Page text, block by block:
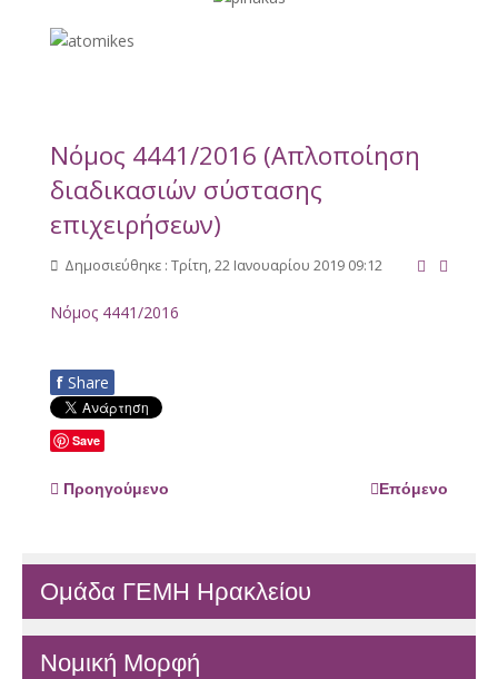
Νόμος 4441/2016 (Απλοποίηση
διαδικασιών σύστασης
επιχειρήσεων)
Δημοσιεύθηκε : Τρίτη, 22 Ιανουαρίου 2019 09:12
Νόμος 4441/2016
f Share
Save
Προηγούμενο Επόμενο
Ομάδα ΓΕΜΗ Ηρακλείου
Νομική Μορφή